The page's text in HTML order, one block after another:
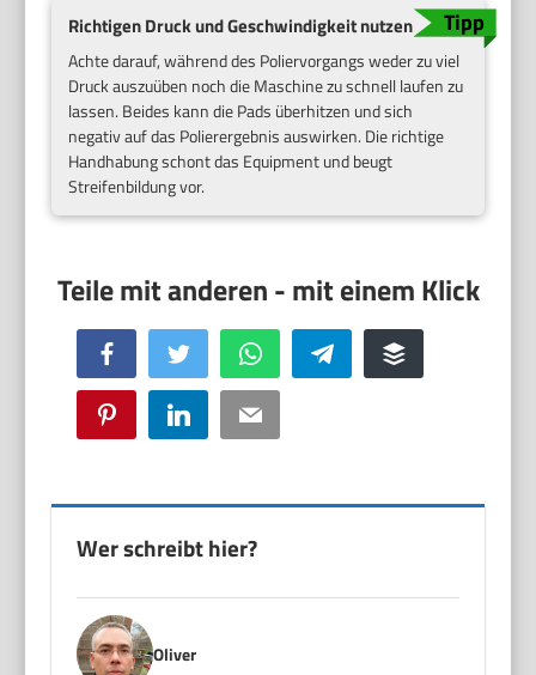
Richtigen Druck und Geschwindigkeit nutzen
Achte darauf, während des Poliervorgangs weder zu viel
Druck auszuüben noch die Maschine zu schnell laufen zu
lassen. Beides kann die Pads überhitzen und sich
negativ auf das Polierergebnis auswirken. Die richtige
Handhabung schont das Equipment und beugt
Streifenbildung vor.
Facebook Twitter WhatsApp Telegram Buffer
Pinterest LinkedIn Email
Wer schreibt hier?
Oliver